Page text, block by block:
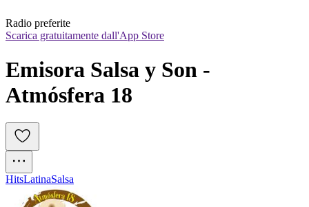
Radio preferite
Scarica gratuitamente dall'App Store
Emisora Salsa y Son -
Atmósfera 18
HitsLatinaSalsa